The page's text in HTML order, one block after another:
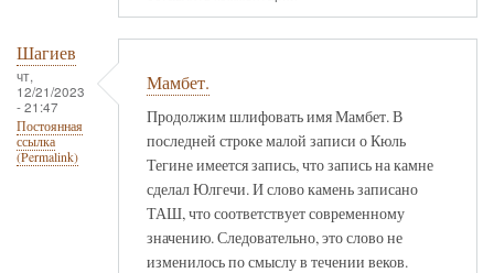
Шагиев
чт,
12/21/2023
- 21:47
Постоянная
ссылка
(Permalink)
Мамбет.
Продолжим шлифовать имя Мамбет. В
последней строке малой записи о Кюль
Тегине имеется запись, что запись на камне
сделал Юлгечи. И слово камень записано
ТАШ, что соответствует современному
значению. Следовательно, это слово не
изменилось по смыслу в течении веков.